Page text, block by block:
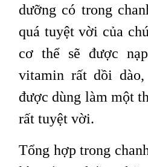
dưỡng có trong
quá tuyệt vời của
cơ thể sẽ được
vitamin rất dồi
được dùng làm một
rất tuyệt vời.
Tổng hợp trong